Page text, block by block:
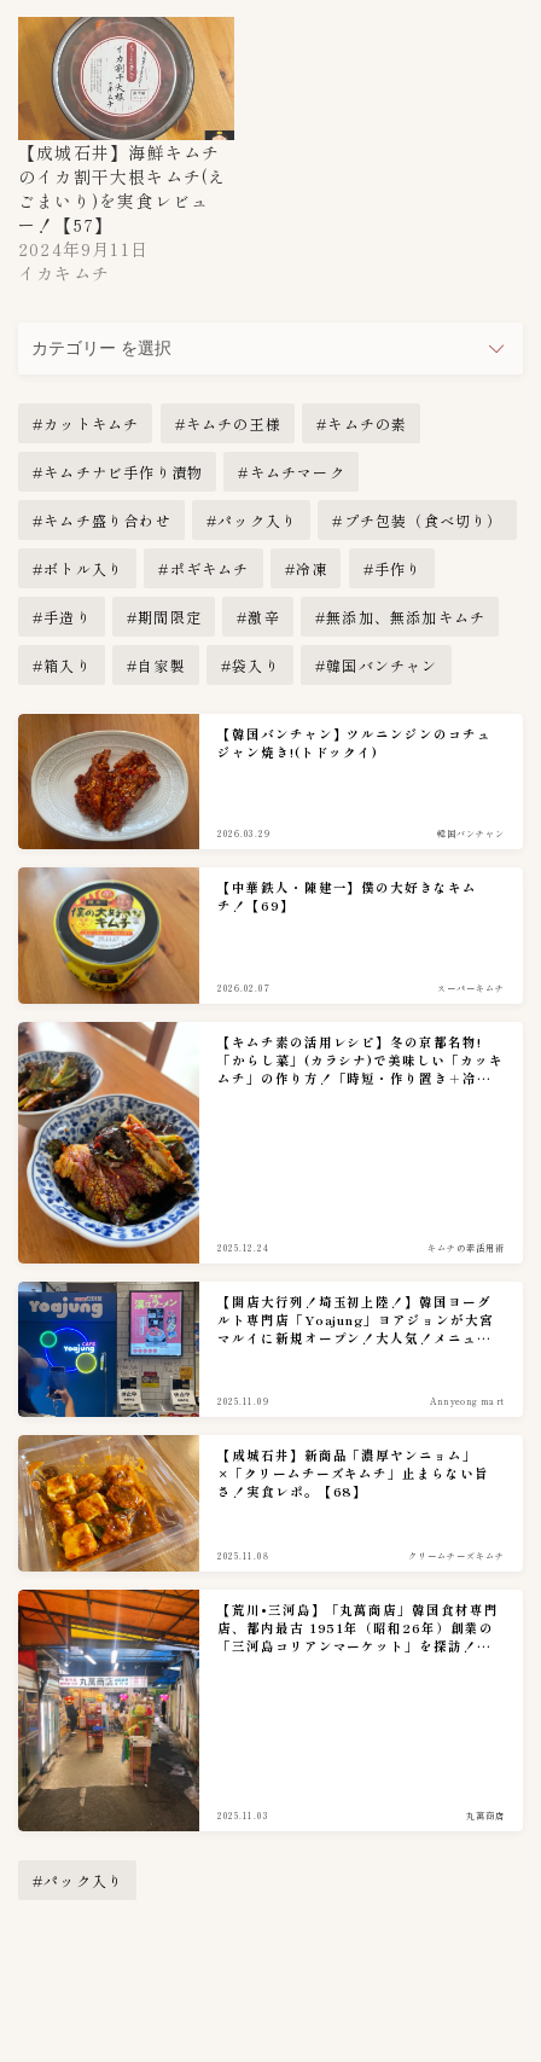
【成城石井】海鮮キムチ
のイカ割干大根キムチ(え
ごまいり)を実食レビュ
ー！【57】
2024年9月11日
イカキムチ
リ
ー
カットキムチ キムチの王様 キムチの素
キムチナビ手作り漬物 キムチマーク
キムチ盛り合わせ パック入り プチ包装（食べ切り）
ボトル入り ポギキムチ 冷凍 手作り
手造り 期間限定 激辛 無添加、無添加キムチ
箱入り 自家製 袋入り 韓国バンチャン
【韓国バンチャン】ツルニンジンのコチュ
ジャン焼き!(トドックイ)
2026.03.29 韓国バンチャン
【中華鉄人・陳建一】僕の大好きなキム
チ！【69】
2026.02.07 スーパーキムチ
【キムチ素の活用レシピ】冬の京都名物!
「からし菜」(カラシナ)で美味しい「カッキ
ムチ」の作り方！「時短・作り置き＋冷蔵
2025.12.24 キムチの素活用術
【開店大行列！埼玉初上陸！】韓国ヨーグ
ルト専門店「Yoajung」ヨアジョンが大宮
マルイに新規オープン！大人気！メニュー
2025.11.09 Annyeong mart
【成城石井】新商品「濃厚ヤンニョム」
×「クリームチーズキムチ」止まらない旨
さ！実食レポ。【68】
2025.11.08 クリームチーズキムチ
【荒川•三河島】「丸萬商店」韓国食材専門
店、都内最古 1951年（昭和26年）創業の
「三河島コリアンマーケット」を探訪！実
2025.11.03 丸萬商店
#パック入り